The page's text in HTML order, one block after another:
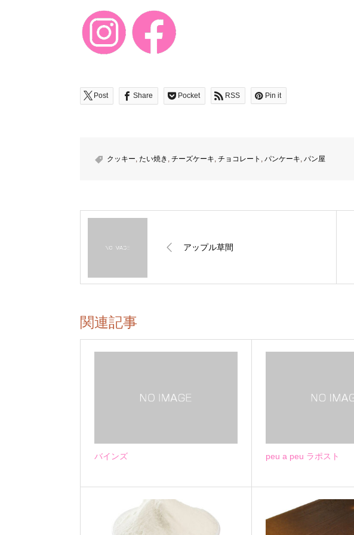
Post Share Pocket RSS Pin it
クッキー,たい焼き ,チーズケーキ,チョコレート ,パンケーキ,パン屋
アップル草間
関連記事
バインズ peu a peu ラポスト